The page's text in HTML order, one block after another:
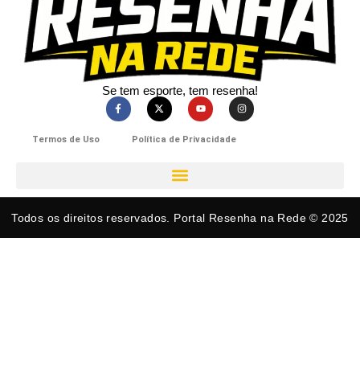
Se tem esporte, tem resenha!​
Termos de Uso Política de Privacidade
Todos os direitos reservados. Portal Resenha na Rede © 2025